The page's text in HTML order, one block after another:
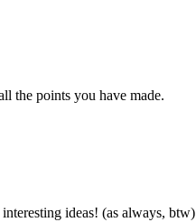
the points you have made.
ideas! (as always, btw)